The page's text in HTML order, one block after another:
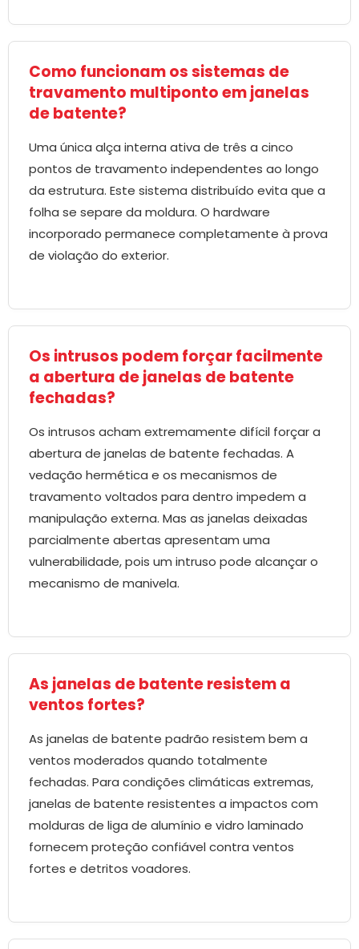
Como funcionam os sistemas de
travamento multiponto em janelas
de batente?
Uma única alça interna ativa de três a cinco
pontos de travamento independentes ao longo
da estrutura. Este sistema distribuído evita que a
folha se separe da moldura. O hardware
incorporado permanece completamente à prova
de violação do exterior.
Os intrusos podem forçar facilmente
a abertura de janelas de batente
fechadas?
Os intrusos acham extremamente difícil forçar a
abertura de janelas de batente fechadas. A
vedação hermética e os mecanismos de
travamento voltados para dentro impedem a
manipulação externa. Mas as janelas deixadas
parcialmente abertas apresentam uma
vulnerabilidade, pois um intruso pode alcançar o
mecanismo de manivela.
As janelas de batente resistem a
ventos fortes?
As janelas de batente padrão resistem bem a
ventos moderados quando totalmente
fechadas. Para condições climáticas extremas,
janelas de batente resistentes a impactos com
molduras de liga de alumínio e vidro laminado
fornecem proteção confiável contra ventos
fortes e detritos voadores.